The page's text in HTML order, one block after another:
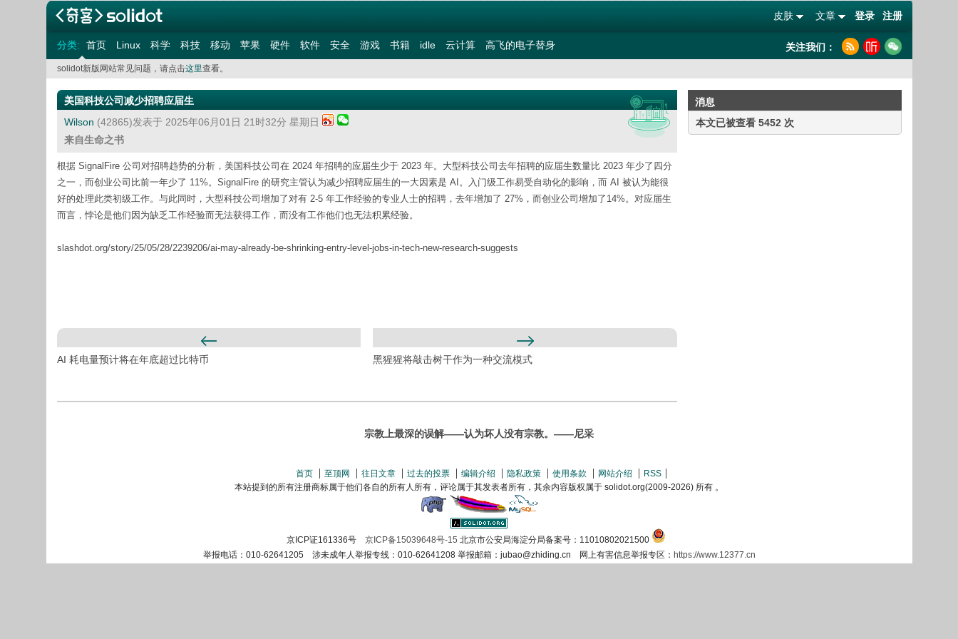
登录 注册
文章
皮肤
分类: 首页 Linux 科学 科技 移动 苹果 硬件 软件 安全 游戏 书籍 idle 云计算 高飞的电子替身 关注我们：
solidot新版网站常见问题，请点击这里查看。
消息
本文已被查看 5452 次
美国科技公司减少招聘应届生
Wilson (42865)发表于 2025年06月01日 21时32分 星期日
来自生命之书
根据 SignalFire 公司对招聘趋势的分析，美国科技公司在 2024 年招聘的应届生少于 2023 年。大型科技公司去年招聘的应届生数量比 2023 年少了四分
之一，而创业公司比前一年少了 11%。SignalFire 的研究主管认为减少招聘应届生的一大因素是 AI。入门级工作易受自动化的影响，而 AI 被认为能很
好的处理此类初级工作。与此同时，大型科技公司增加了对有 2-5 年工作经验的专业人士的招聘，去年增加了 27%，而创业公司增加了14%。对应届生
而言，悖论是他们因为缺乏工作经验而无法获得工作，而没有工作他们也无法积累经验。
slashdot.org/story/25/05/28/2239206/ai-may-already-be-shrinking-entry-level-jobs-in-tech-new-research-suggests
AI 耗电量预计将在年底超过比特币 黑猩猩将敲击树干作为一种交流模式
宗教上最深的误解——认为坏人没有宗教。——尼采
首页 至顶网 往日文章 过去的投票 编辑介绍 隐私政策 使用条款 网站介绍
RSS
本站提到的所有注册商标属于他们各自的所有人所有，评论属于其发表者所有，其余内容版权属于 solidot.org(2009-2026) 所有 。
京ICP证161336号 京ICP备15039648号-15 北京市公安局海淀分局备案号：11010802021500
举报电话：010-62641205 涉未成年人举报专线：010-62641208 举报邮箱：jubao@zhiding.cn 网上有害信息举报专区： https://www.12377.cn